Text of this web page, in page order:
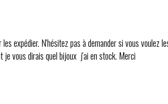
expédier. N'hésitez pas à demander si vous voulez
je vous dirais quel bijoux j'ai en stock. Merci